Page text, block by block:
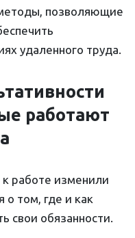
позволяющие
удаленного труда.
работают
работе изменили
о том, где и как
свои обязанности.